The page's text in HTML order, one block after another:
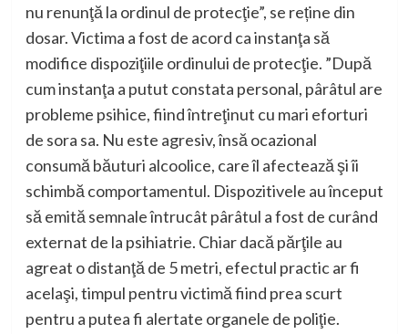
nu renunţă la ordinul de protecţie”, se reține din
dosar. Victima a fost de acord ca instanţa să
modifice dispoziţiile ordinului de protecţie. ”După
cum instanţa a putut constata personal, pârâtul are
probleme psihice, fiind întreţinut cu mari eforturi
de sora sa. Nu este agresiv, însă ocazional
consumă băuturi alcoolice, care îl afectează şi îi
schimbă comportamentul. Dispozitivele au început
să emită semnale întrucât pârâtul a fost de curând
externat de la psihiatrie. Chiar dacă părţile au
agreat o distanţă de 5 metri, efectul practic ar fi
acelaşi, timpul pentru victimă fiind prea scurt
pentru a putea fi alertate organele de poliţie.